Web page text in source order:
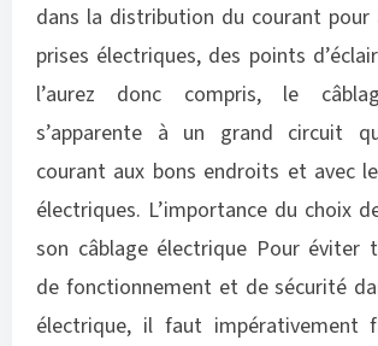
dans la distribution du courant pour
prises électriques, des points
l’aurez donc compris, le
s’apparente à un grand circuit
courant aux bons endroits et avec
électriques. L’importance du choix
son câblage électrique Pour éviter
de fonctionnement et de sécurité
électrique, il faut impérativement